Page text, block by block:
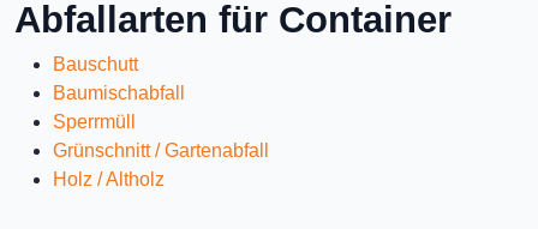
Abfallarten für Container
Bauschutt
Baumischabfall
Sperrmüll
Grünschnitt / Gartenabfall
Holz / Altholz